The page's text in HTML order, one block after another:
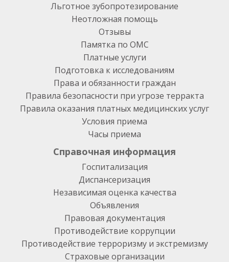
Льготное зубопротезирование
Неотложная помощь
Отзывы
Памятка по ОМС
Платные услуги
Подготовка к исследованиям
Права и обязанности граждан
Правила безопасности при угрозе терракта
Правила оказания платных медицинских услуг
Условия приема
Часы приема
Справочная информация
Госпитализация
Диспансеризация
Независимая оценка качества
Объявления
Правовая документация
Противодействие коррупции
Противодействие терроризму и экстремизму
Страховые организации